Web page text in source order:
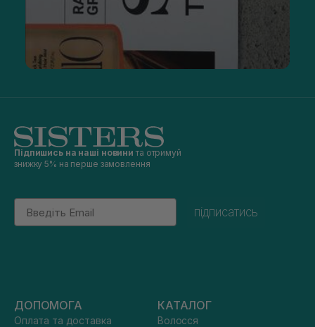
Підпишись на наші новини та отримуй
знижку 5% на перше замовлення
Email
підписатись
ДОПОМОГА
Оплата та доставка
КАТАЛОГ
Волосся